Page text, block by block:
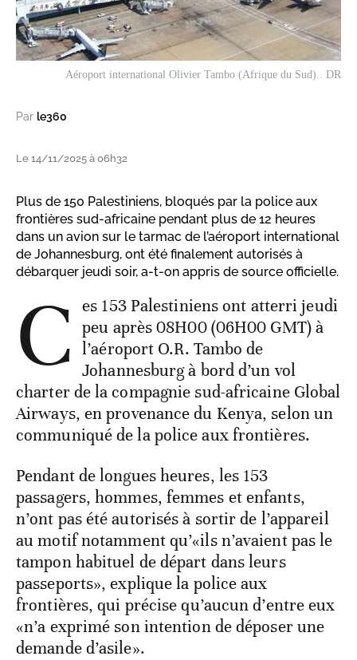
Aéroport international Olivier Tambo (Afrique du Sud).. DR
Par le360
Le 14/11/2025 à 06h32
Plus de 150 Palestiniens, bloqués par la police aux
frontières sud-africaine pendant plus de 12 heures
dans un avion sur le tarmac de l’aéroport international
de Johannesburg, ont été finalement autorisés à
débarquer jeudi soir, a-t-on appris de source officielle.
C es 153 Palestiniens ont atterri jeudi
peu après 08H00 (06H00 GMT) à
l’aéroport O.R. Tambo de
Johannesburg à bord d’un vol
charter de la compagnie sud-africaine Global
Airways, en provenance du Kenya, selon un
communiqué de la police aux frontières.
Pendant de longues heures, les 153
passagers, hommes, femmes et enfants,
n’ont pas été autorisés à sortir de l’appareil
au motif notamment qu’«ils n’avaient pas le
tampon habituel de départ dans leurs
passeports», explique la police aux
frontières, qui précise qu’aucun d’entre eux
«n’a exprimé son intention de déposer une
demande d’asile».